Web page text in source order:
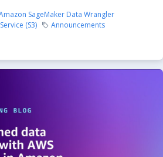
SageMaker Data Wrangler
(S3)
Announcements